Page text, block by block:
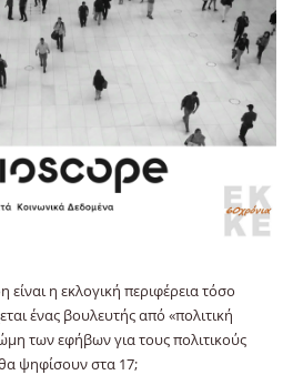
είναι η εκλογική περιφέρεια τόσο
ένας βουλευτής από «πολιτική
των εφήβων για τους πολιτικούς
θα ψηφίσουν στα 17;